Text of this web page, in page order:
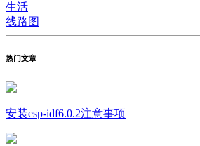
生活
线路图
热门文章
安装esp-idf6.0.2注意事项